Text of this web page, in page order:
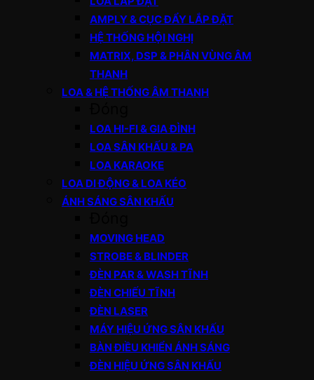
AMPLY & CỤC ĐẨY LẮP ĐẶT
HỆ THỐNG HỘI NGHỊ
MATRIX, DSP & PHÂN VÙNG ÂM
THANH
LOA & HỆ THỐNG ÂM THANH
LOA HI-FI & GIA ĐÌNH
LOA SÂN KHẤU & PA
LOA KARAOKE
LOA DI ĐỘNG & LOA KÉO
ÁNH SÁNG SÂN KHẤU
MOVING HEAD
STROBE & BLINDER
ĐÈN PAR & WASH TĨNH
ĐÈN CHIẾU TĨNH
ĐÈN LASER
MÁY HIỆU ỨNG SÂN KHẤU
BÀN ĐIỀU KHIỂN ÁNH SÁNG
ĐÈN HIỆU ỨNG SÂN KHẤU